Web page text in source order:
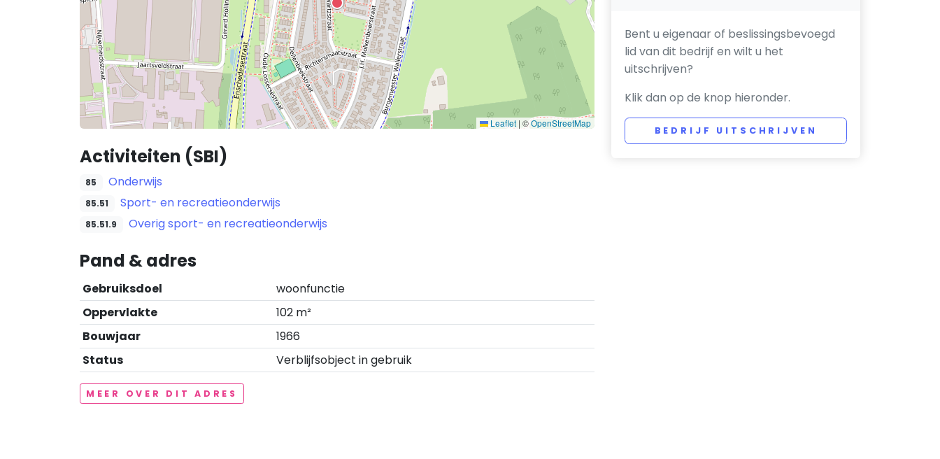
Leaflet | ©OpenStreetMap
Activiteiten (SBI)
85 Onderwijs
85.51 Sport- en recreatieonderwijs
85.51.9 Overig sport- en recreatieonderwijs
Pand & adres
Gebruiksdoel
woonfunctie
Oppervlakte
102 m²
Bouwjaar
1966
Status
Verblijfsobject in gebruik
MEER OVER DIT ADRES
Bent u eigenaar of beslissingsbevoegd
lid van dit bedrijf en wilt u het
uitschrijven?
Klik dan op de knop hieronder.
BEDRIJF UITSCHRIJVEN